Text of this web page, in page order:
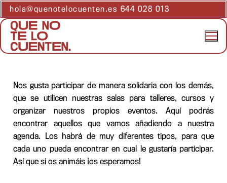
hola@quenotelocuenten.es 644 028 013
Nos gusta participar de manera solidaria con los demás,
que se utilicen nuestras salas para talleres, cursos y
organizar nuestros propios eventos. Aquí podrás
encontrar aquellos que vamos añadiendo a nuestra
agenda. Los habrá de muy diferentes tipos, para que
cada uno pueda encontrar en cual le gustaría participar.
Así que si os animáis ¡os esperamos!